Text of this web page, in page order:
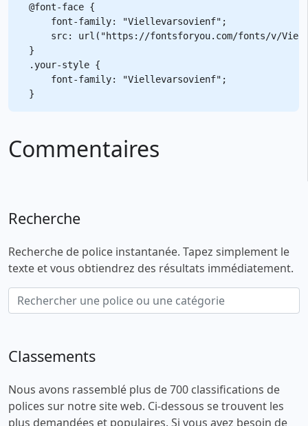
@font-face {
    font-family: "Viellevarsovienf";
src: url("https://fontsforyou.com/fonts/v/
}
.your-style {
    font-family: "Viellevarsovienf";
Commentaires
Recherche
Recherche de police instantanée. Tapez simplement le
texte et vous obtiendrez des résultats immédiatement.
Classements
Nous avons rassemblé plus de 700 classifications de
polices sur notre site web. Ci-dessous se trouvent les
plus demandées et populaires. Si vous avez besoin de